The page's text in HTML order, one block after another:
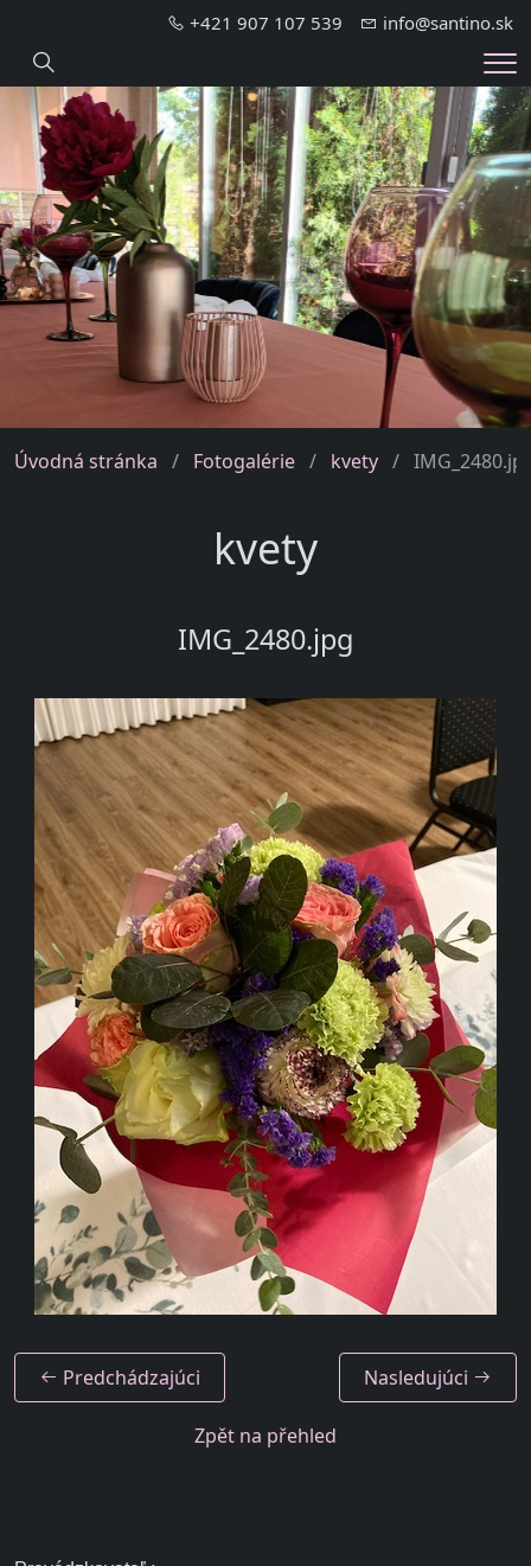
+421 907 107 539 info@santino.sk
Hledání
Úvodná stránka Fotogalérie kvety
kvety
IMG_2480.jpg
Predchádzajúci
Zpět na přehled
Nasledujúci